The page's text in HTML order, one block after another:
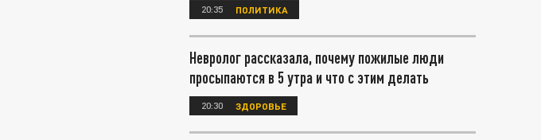
20:35 ПОЛИТИКА
Невролог рассказала, почему пожилые люди
просыпаются в 5 утра и что с этим делать
20:30 ЗДОРОВЬЕ